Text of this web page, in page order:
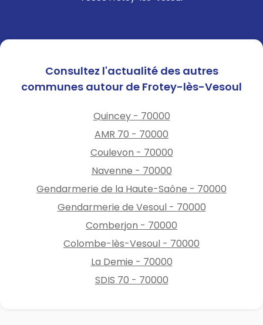
de secours ;
prévention des départs de
feux du fait des activités
forestières :
➡️tous travaux sur la
végétation forestière réalisés
avec des outils
d'étincelles ou
potentiellement projecteurs
de particules incandescentes
sont obligatoirement
suspendus entre 14h et 22h ;
Consultez l'actualité des autres
communes autour de Frotey-lès-Vesoul
Quincey - 70000
AMR 70 - 70000
Coulevon - 70000
Navenne - 70000
Gendarmerie de la Haute-Saône - 70000
Gendarmerie de Vesoul - 70000
Comberjon - 70000
Colombe-lès-Vesoul - 70000
La Demie - 70000
SDIS 70 - 70000